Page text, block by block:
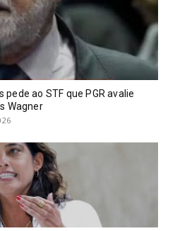
ao STF que PGR avalie
Wagner